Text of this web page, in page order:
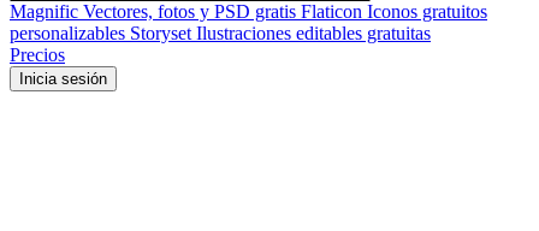
Magnific Vectores, fotos y PSD gratis Flaticon Iconos gratuitos
personalizables Storyset Ilustraciones editables gratuitas
Precios
Inicia sesión